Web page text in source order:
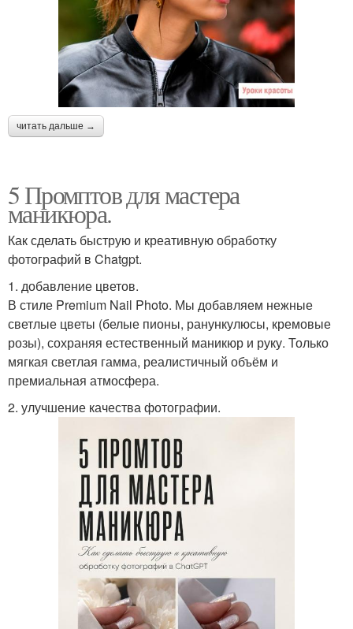
читать дальше →
5 Промптов для мастера
маникюра.
Как сделать быструю и креативную обработку
фотографий в Chatgpt.
1. добавление цветов.
В стиле Premium Nail Photo. Мы добавляем нежные
светлые цветы (белые пионы, ранункулюсы, кремовые
розы), сохраняя естественный маникюр и руку. Только
мягкая светлая гамма, реалистичный объём и
премиальная атмосфера.
2. улучшение качества фотографии.